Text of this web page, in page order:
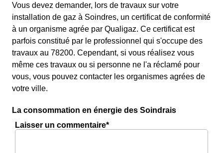
Vous devez demander, lors de travaux sur votre
installation de gaz à Soindres, un certificat de conformité
à un organisme agrée par Qualigaz. Ce certificat est
parfois constitué par le professionnel qui s'occupe des
travaux au 78200. Cependant, si vous réalisez vous
même ces travaux ou si personne ne l'a réclamé pour
vous, vous pouvez contacter les organismes agrées de
votre ville.
La consommation en énergie des Soindrais
Laisser un commentaire*